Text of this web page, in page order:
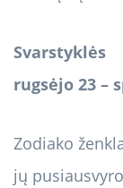
Svarstyklės
rugsėjo 23 –
Zodiako
jų